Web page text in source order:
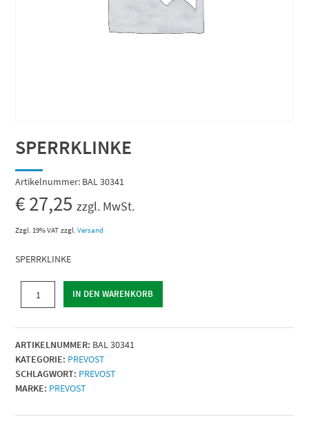
SPERRKLINKE
Artikelnummer: BAL 30341
€27,25 zzgl. MwSt.
Zzgl. 19% VAT zzgl.Versand
SPERRKLINKE
Menge
IN DEN WARENKORB
ARTIKELNUMMER: BAL 30341
KATEGORIE: PREVOST
SCHLAGWORT: PREVOST
MARKE: PREVOST